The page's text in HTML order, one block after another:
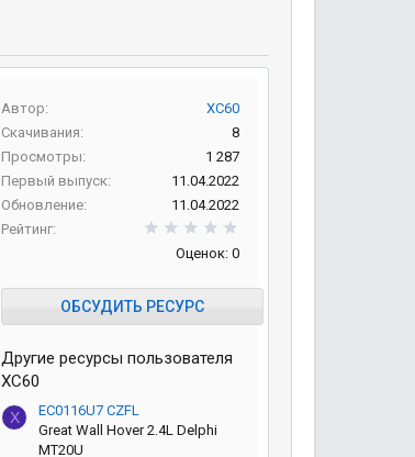
Автор
XC60
Скачивания
8
Просмотры
1 287
Первый выпуск
11.04.2022
Обновление
11.04.2022
Рейтинг
Оценок: 0
ОБСУДИТЬ РЕСУРС
Другие ресурсы пользователя
XC60
X
EC0116U7 CZFL
Great Wall Hover 2.4L Delphi
MT20U